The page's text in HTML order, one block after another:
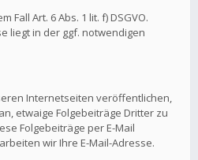
Fall Art. 6 Abs. 1 lit. f) DSGVO.
liegt in der ggf. notwendigen
Internetseiten veröffentlichen,
etwaige Folgebeiträge Dritter zu
Folgebeiträge per E-Mail
wir Ihre E-Mail-Adresse.